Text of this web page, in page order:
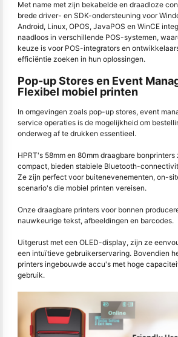
Met name met zijn bekabelde en draadloze
brede driver- en SDK-ondersteuning voor
Android, Linux, OPOS, JavaPOS en WinCE
naadloos in verschillende POS-systemen,
keuze is voor POS-integrators en
efficiëntie zoeken in hun oplossingen.
Pop-up Stores en Event
Flexibel mobiel printen
In omgevingen zoals pop-up stores, event
service operaties is de mogelijkheid om
onderweg af te drukken essentieel.
HPRT's 58mm en 80mm draagbare
compact, bieden stabiele Bluetooth-
Ze zijn perfect voor buitenevenementen, on-
scenario's die mobiel printen vereisen.
Onze draagbare printers voor bonnen
nauwkeurige tekst, afbeeldingen en barcodes.
Uitgerust met een OLED-display, zijn ze
een intuïtieve gebruikerservaring. Bovendien
printers ingebouwde accu's met hoge
gebruik.